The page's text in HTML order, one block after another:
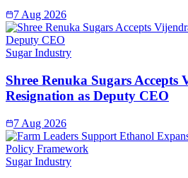
7 Aug 2026
Sugar Industry
Shree Renuka Sugars Accepts
Resignation as Deputy CEO
7 Aug 2026
Sugar Industry